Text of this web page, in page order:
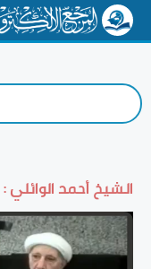
الشيخ أحمد الوائلي :